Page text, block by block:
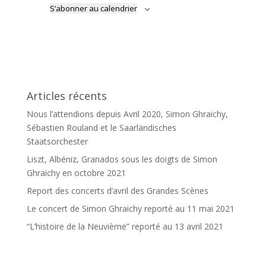
S’abonner au calendrier
Articles récents
Nous l’attendions depuis Avril 2020, Simon Ghraichy,
Sébastien Rouland et le Saarländisches
Staatsorchester
Liszt, Albéniz, Granados sous les doigts de Simon
Ghraichy en octobre 2021
Report des concerts d’avril des Grandes Scènes
Le concert de Simon Ghraichy reporté au 11 mai 2021
“L’histoire de la Neuvième” reporté au 13 avril 2021